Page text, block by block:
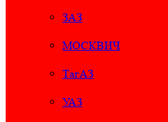
ЗАЗ
МОСКВИЧ
ТагАЗ
УАЗ